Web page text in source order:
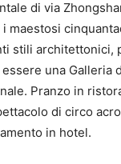
di via
maestosi
stili architettonici,
una Galleria
Pranzo in
di circo
in hotel.